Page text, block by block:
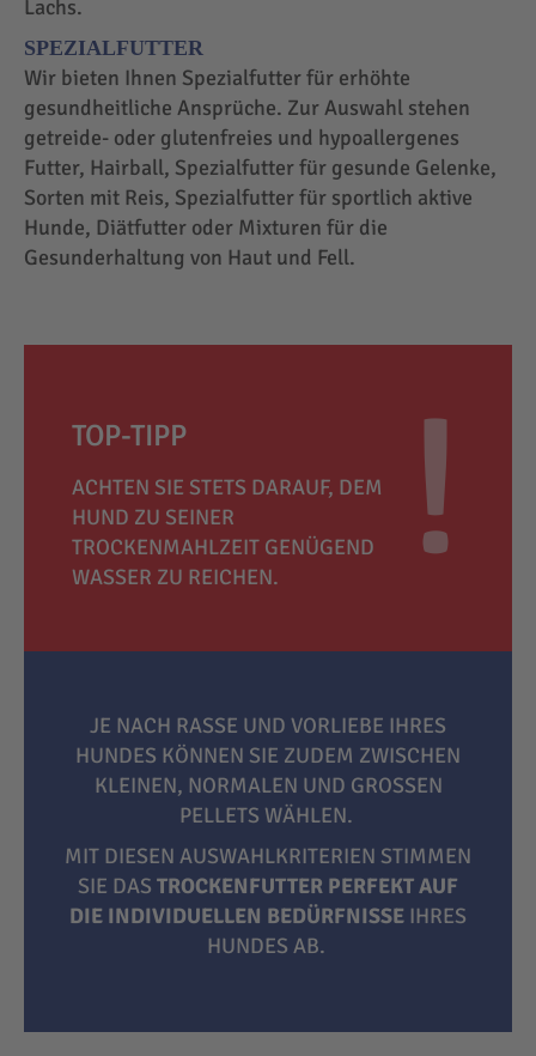
Lachs.
SPEZIALFUTTER
Wir bieten Ihnen Spezialfutter für erhöhte
gesundheitliche Ansprüche. Zur Auswahl stehen
getreide- oder glutenfreies und hypoallergenes
Futter, Hairball, Spezialfutter für gesunde Gelenke,
Sorten mit Reis, Spezialfutter für sportlich aktive
Hunde, Diätfutter oder Mixturen für die
Gesunderhaltung von Haut und Fell.
TOP-TIPP
ACHTEN SIE STETS DARAUF, DEM
HUND ZU SEINER
TROCKENMAHLZEIT GENÜGEND
WASSER ZU REICHEN.
JE NACH RASSE UND VORLIEBE IHRES
HUNDES KÖNNEN SIE ZUDEM ZWISCHEN
KLEINEN, NORMALEN UND GROSSEN P
ELLETS WÄHLEN.
MIT DIESEN AUSWAHLKRITERIEN STIMMEN
SIE DAS TROCKENFUTTER PERFEKT AUF
DIE INDIVIDUELLEN BEDÜRFNISSE IHRES
HUNDES AB.